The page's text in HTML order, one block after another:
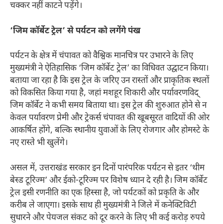
चक्कर नहीं काटने पड़ेंगे।
‘जिम कॉर्बेट ट्रेल’ से पर्यटन को लगेंगे पंख
पर्यटन के क्षेत्र में चंपावत को वैश्विक मानचित्र पर उभारने के लिए
मुख्यमंत्री ने ऐतिहासिक ‘जिम कॉर्बेट ट्रेल’ का विधिवत उद्घाटन किया।
बताया जा रहा है कि इस ट्रेल के जरिए उन रास्तों और प्राकृतिक स्थलों
को विकसित किया गया है, जहां मशहूर शिकारी और पर्यावरणविद्
जिम कॉर्बेट ने कभी समय बिताया था। इस ट्रेल की शुरुआत होने से न
केवल पर्यावरण प्रेमी और ट्रेकर्स चंपावत की खूबसूरत वादियों की ओर
आकर्षित होंगे, बल्कि स्थानीय युवाओं के लिए रोजगार और होमस्टे के
नए रास्ते भी खुलेंगे।
असल में, उत्तराखंड सरकार इन दिनों पारंपरिक पर्यटन से इतर ‘थीम
बेस्ड टूरिज्म’ और ईको-टूरिज्म पर विशेष ध्यान दे रही है। जिम कॉर्बेट
ट्रेल इसी रणनीति का एक हिस्सा है, जो पर्यटकों को प्रकृति के और
करीब ले जाएगा। इसके साथ ही मुख्यमंत्री ने जिले में कनेक्टिविटी
सुधारने और पेयजल संकट को दूर करने के लिए भी कई करोड़ रुपये